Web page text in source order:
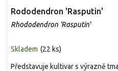
Rododendron 'Rasputin'
Rhododendron 'Rasputin'
Skladem (22 ks)
Představuje kultivar s výrazně